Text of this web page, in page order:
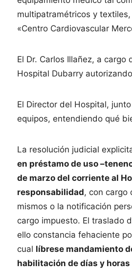
multipatramétricos y
«Centro Cardiovascular
El Dr. Carlos Illañez, a
Hospital Dubarry
El Director del Hospital,
equipos, entendiendo qué
La resolución judicial
en préstamo de uso
de marzo del corriente al
responsabilidad, con cargo
mismos o la notificación
cargo impuesto. El traslado
ello constancia fehaciente
cual líbrese mandamiento
habilitación de días y